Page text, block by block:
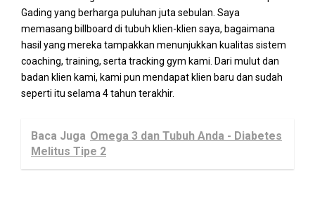
Gading yang berharga puluhan juta sebulan. Saya
memasang billboard di tubuh klien-klien saya, bagaimana
hasil yang mereka tampakkan menunjukkan kualitas sistem
coaching, training, serta tracking gym kami. Dari mulut dan
badan klien kami, kami pun mendapat klien baru dan sudah
seperti itu selama 4 tahun terakhir.
Baca Juga Omega 3 dan Tubuh Anda - Diabetes
Melitus Tipe 2